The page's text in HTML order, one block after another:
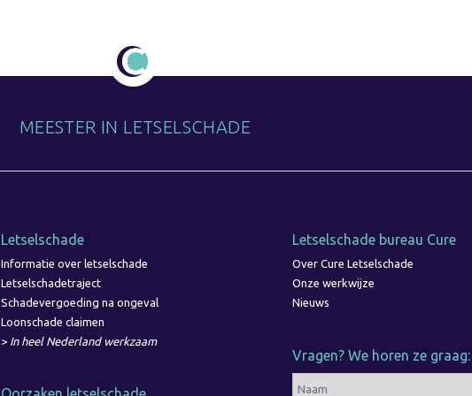
MEESTER IN LETSELSCHADE
Letselschade
Informatie over letselschade
Letselschadetraject
Schadevergoeding na ongeval
Loonschade claimen
>In heel Nederland werkzaam
Letselschade bureau Cure
Over Cure Letselschade
Onze werkwijze
Nieuws
Vragen? We horen ze graag: